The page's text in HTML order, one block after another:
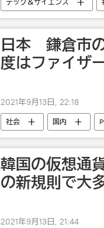
テック＆サイエンス
日本 鎌倉市
度はファイザ
2021年9月13日, 22:18
社会 国内
韓国の仮想通
の新規則で大
2021年9月13日, 21:44